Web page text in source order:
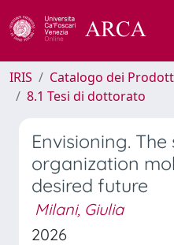
IRIS Catalogo dei
8.1 Tesi di dottorato
Envisioning.
organization
desired future
Milani, Giulia
2026